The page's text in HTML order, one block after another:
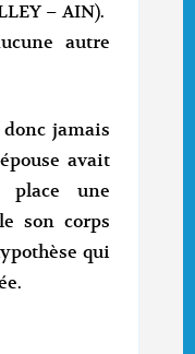
– AIN).
autre
jamais
avait
place une
son corps
qui